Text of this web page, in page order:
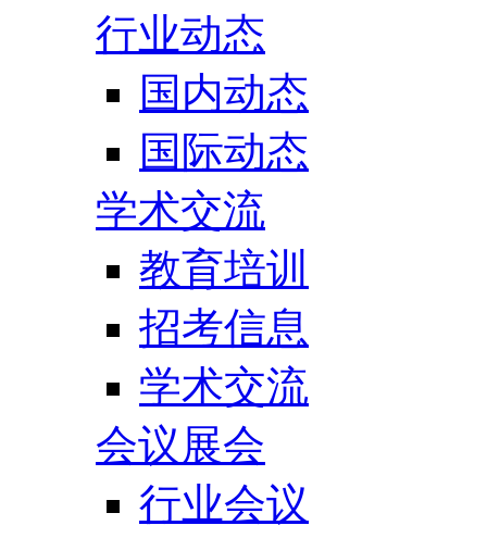
行业动态
国内动态
国际动态
学术交流
教育培训
招考信息
学术交流
会议展会
行业会议